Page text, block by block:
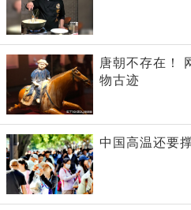
唐朝不存在！
物古迹
中国高温还要